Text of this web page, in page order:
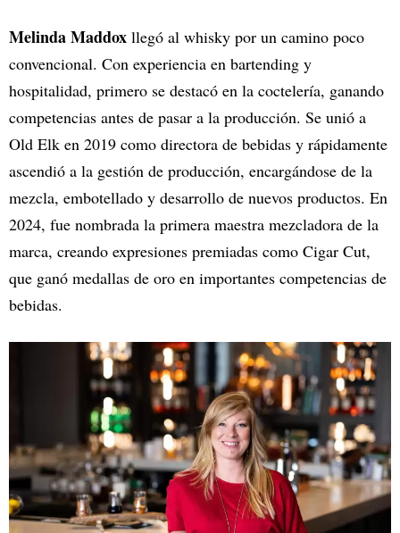
Melinda Maddox llegó al whisky por un camino poco
convencional. Con experiencia en bartending y
hospitalidad, primero se destacó en la coctelería, ganando
competencias antes de pasar a la producción. Se unió a
Old Elk en 2019 como directora de bebidas y rápidamente
ascendió a la gestión de producción, encargándose de la
mezcla, embotellado y desarrollo de nuevos productos. En
2024, fue nombrada la primera maestra mezcladora de la
marca, creando expresiones premiadas como Cigar Cut,
que ganó medallas de oro en importantes competencias de
bebidas.